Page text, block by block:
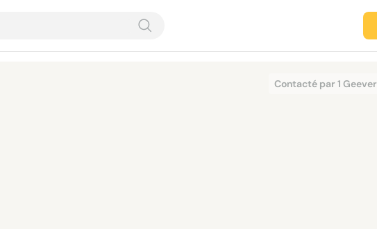
Contacté par 1 Geever